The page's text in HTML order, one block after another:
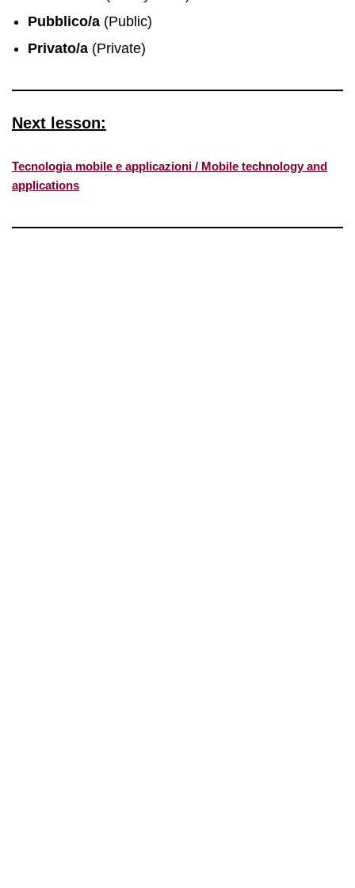
Pubblico/a (Public)
Privato/a (Private)
Next lesson:
Tecnologia mobile e applicazioni / Mobile technology and
applications